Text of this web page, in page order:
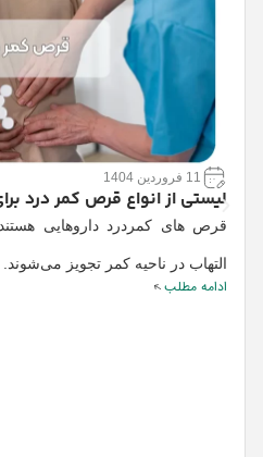
11 فروردین 1404
لیستی از انواع قرص کمر درد برای
قرص‌ های کمردرد داروهایی هستند
التهاب در ناحیه کمر تجویز می‌شوند.
ادامه مطلب